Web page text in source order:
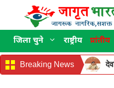
content
जिला चुने राष्ट्रीय प्रांतीय
Breaking News